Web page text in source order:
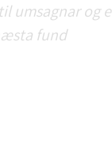
umsagnar og
fund